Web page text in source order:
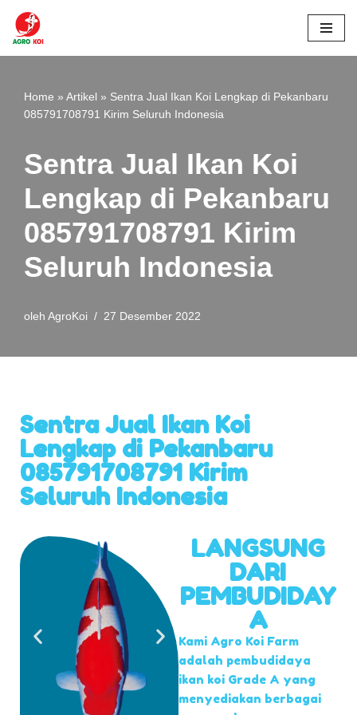
Lompat
Home » Artikel » Sentra Jual Ikan Koi Lengkap di Pekanbaru
085791708791 Kirim Seluruh Indonesia
Sentra Jual Ikan Koi
Lengkap di Pekanbaru
085791708791 Kirim
Seluruh Indonesia
oleh AgroKoi 27 Desember 2022
Sentra Jual Ikan Koi
Lengkap di Pekanbaru
085791708791 Kirim
Seluruh Indonesia
LANGSUNG
DARI
PEMBUDIDAY
A
Kami Agro Koi Farm
adalah pembudidaya
ikan koi Grade A yang
menyediakan berbagai